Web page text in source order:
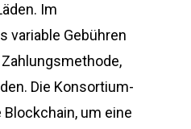
Im
variable Gebühren
Die Konsortium-
um eine